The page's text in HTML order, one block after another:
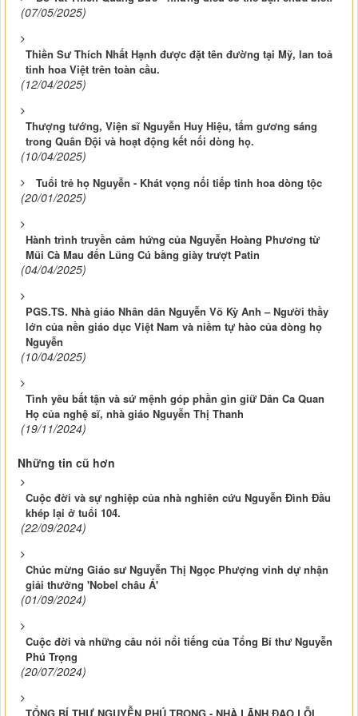
(07/05/2025)
Thiền Sư Thích Nhất Hạnh được đặt tên đường tại Mỹ, lan toả
tinh hoa Việt trên toàn cầu.
(12/04/2025)
Thượng tướng, Viện sĩ Nguyễn Huy Hiệu, tấm gương sáng
trong Quân Đội và hoạt động kết nối dòng họ.
(10/04/2025)
Tuổi trẻ họ Nguyễn - Khát vọng nối tiếp tinh hoa dòng tộc
(20/01/2025)
Hành trình truyền cảm hứng của Nguyễn Hoàng Phương từ
Mũi Cà Mau đến Lũng Cú bằng giày trượt Patin
(04/04/2025)
PGS.TS. Nhà giáo Nhân dân Nguyễn Võ Kỳ Anh – Người thầy
lớn của nền giáo dục Việt Nam và niềm tự hào của dòng họ
Nguyễn
(10/04/2025)
Tình yêu bất tận và sứ mệnh góp phần gìn giữ Dân Ca Quan
Họ của nghệ sĩ, nhà giáo Nguyễn Thị Thanh
(19/11/2024)
Những tin cũ hơn
Cuộc đời và sự nghiệp của nhà nghiên cứu Nguyễn Đình Đầu
khép lại ở tuổi 104.
(22/09/2024)
Chúc mừng Giáo sư Nguyễn Thị Ngọc Phượng vinh dự nhận
giải thưởng 'Nobel châu Á'
(01/09/2024)
Cuộc đời và những câu nói nổi tiếng của Tổng Bí thư Nguyễn
Phú Trọng
(20/07/2024)